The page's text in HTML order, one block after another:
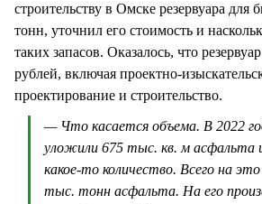
строительству в Омске резервуара для
тонн, уточнил его стоимость и
таких запасов. Оказалось, что
рублей, включая проектно-
проектирование и строительство.
— Что касается объема. В 2022
уложили 675 тыс. кв. м асфальта
какое-то количество. Всего на это
тыс. тонн асфальта. На его